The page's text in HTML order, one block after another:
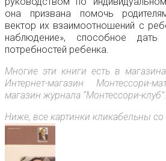
она призвана помочь
вектор их взаимоотношений с
наблюдение», способное
потребностей ребенка.
Многие эти книги есть в
Интернет-магазин Монтессори-
магазин журнала “Монтессори-клуб”.
Ниже, все картинки кликабельны